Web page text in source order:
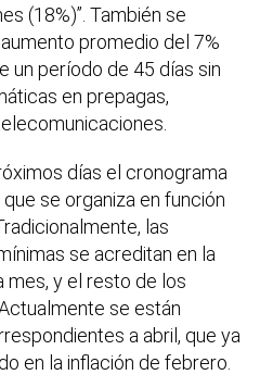
(18%)”. También se
promedio del 7%
un período de 45 días sin
en prepagas,
días el cronograma
se organiza en función
las
se acreditan en la
mes, y el resto de los
se están
a abril, que ya
en la inflación de febrero.